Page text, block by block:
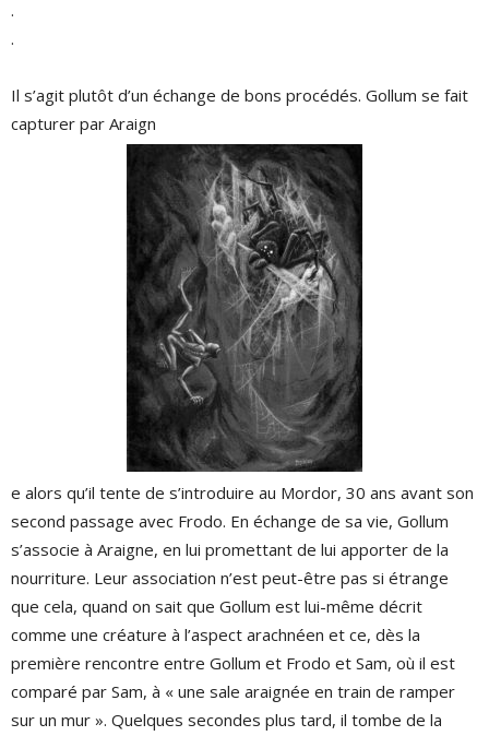
.
.
Il s’agit plutôt d’un échange de bons procédés. Gollum se fait
capturer par Araign
e alors qu’il tente de s’introduire au Mordor, 30 ans avant son
second passage avec Frodo. En échange de sa vie, Gollum
s’associe à Araigne, en lui promettant de lui apporter de la
nourriture. Leur association n’est peut-être pas si étrange
que cela, quand on sait que Gollum est lui-même décrit
comme une créature à l’aspect arachnéen et ce, dès la
première rencontre entre Gollum et Frodo et Sam, où il est
comparé par Sam, à « une sale araignée en train de ramper
sur un mur ». Quelques secondes plus tard, il tombe de la